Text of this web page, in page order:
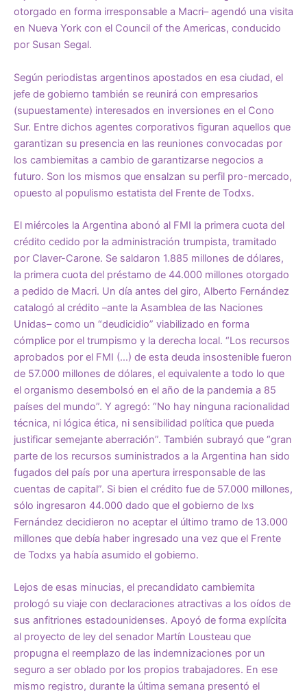
otorgado en forma irresponsable a Macri– agendó una visita
en Nueva York con el Council of the Americas, conducido
por Susan Segal.
Según periodistas argentinos apostados en esa ciudad, el
jefe de gobierno también se reunirá con empresarios
(supuestamente) interesados en inversiones en el Cono
Sur. Entre dichos agentes corporativos figuran aquellos que
garantizan su presencia en las reuniones convocadas por
los cambiemitas a cambio de garantizarse negocios a
futuro. Son los mismos que ensalzan su perfil pro-mercado,
opuesto al populismo estatista del Frente de Todxs.
El miércoles la Argentina abonó al FMI la primera cuota del
crédito cedido por la administración trumpista, tramitado
por Claver-Carone. Se saldaron 1.885 millones de dólares,
la primera cuota del préstamo de 44.000 millones otorgado
a pedido de Macri. Un día antes del giro, Alberto Fernández
catalogó al crédito –ante la Asamblea de las Naciones
Unidas– como un “deudicidio” viabilizado en forma
cómplice por el trumpismo y la derecha local. “Los recursos
aprobados por el FMI (…) de esta deuda insostenible fueron
de 57.000 millones de dólares, el equivalente a todo lo que
el organismo desembolsó en el año de la pandemia a 85
países del mundo”. Y agregó: “No hay ninguna racionalidad
técnica, ni lógica ética, ni sensibilidad política que pueda
justificar semejante aberración”. También subrayó que “gran
parte de los recursos suministrados a la Argentina han sido
fugados del país por una apertura irresponsable de las
cuentas de capital”. Si bien el crédito fue de 57.000 millones,
sólo ingresaron 44.000 dado que el gobierno de lxs
Fernández decidieron no aceptar el último tramo de 13.000
millones que debía haber ingresado una vez que el Frente
de Todxs ya había asumido el gobierno.
Lejos de esas minucias, el precandidato cambiemita
prologó su viaje con declaraciones atractivas a los oídos de
sus anfitriones estadounidenses. Apoyó de forma explícita
al proyecto de ley del senador Martín Lousteau que
propugna el reemplazo de las indemnizaciones por un
seguro a ser oblado por los propios trabajadores. En ese
mismo registro, durante la última semana presentó el